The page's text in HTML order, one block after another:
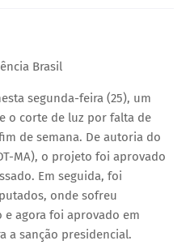
Brasil
segunda-feira (25), um
o corte de luz por falta de
de semana. De autoria do
MA), o projeto foi aprovado
Em seguida, foi
onde sofreu
e agora foi aprovado em
a sanção presidencial.